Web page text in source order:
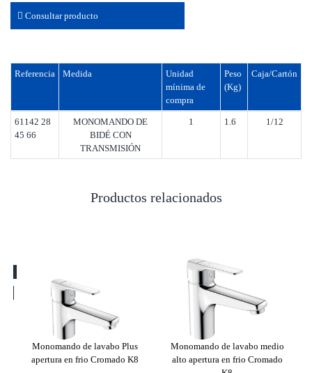
Consultar producto
Referencia Medida
Unidad
mínima de
compra
Peso
(Kg)
Caja/Cartón
61142 28
45 66
MONOMANDO DE
BIDÉ CON
TRANSMISIÓN
1 1.6 1/12
Productos relacionados
Monomando de lavabo Plus
apertura en frio Cromado K8
Monomando de lavabo medio
alto apertura en frio Cromado